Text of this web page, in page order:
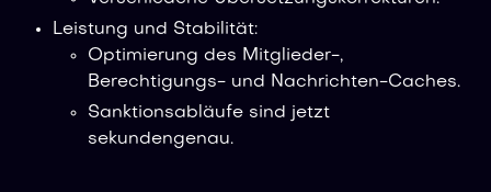
Leistung und Stabilität:
Optimierung des Mitglieder-,
Berechtigungs- und Nachrichten-Caches.
Sanktionsabläufe sind jetzt
sekundengenau.